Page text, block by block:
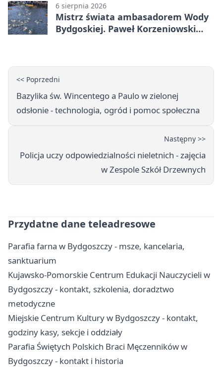
6 sierpnia 2026
Mistrz świata ambasadorem Wody
Bydgoskiej. Paweł Korzeniowski
<< Poprzedni
Bazylika św. Wincentego a Paulo w zielonej
odsłonie - technologia, ogród i pomoc społeczna
Następny >>
Policja uczy odpowiedzialności nieletnich - zajęcia
w Zespole Szkół Drzewnych
Przydatne dane teleadresowe
Parafia farna w Bydgoszczy - msze, kancelaria,
sanktuarium
Kujawsko-Pomorskie Centrum Edukacji Nauczycieli w
Bydgoszczy - kontakt, szkolenia, doradztwo
metodyczne
Miejskie Centrum Kultury w Bydgoszczy - kontakt,
godziny kasy, sekcje i oddziały
Parafia Świętych Polskich Braci Męczenników w
Bydgoszczy - kontakt i historia